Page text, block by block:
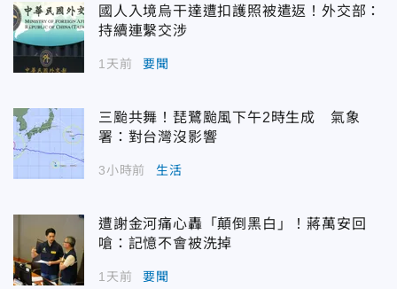
國人入境烏干達遭扣護照被遣返！外交部：
持續連繫交涉
1天前 要聞
三颱共舞！琵鷺颱風下午2時生成 氣象
署：對台灣沒影響
3小時前 生活
遭謝金河痛心轟「顛倒黑白」！蔣萬安回
嗆：記憶不會被洗掉
1天前 要聞